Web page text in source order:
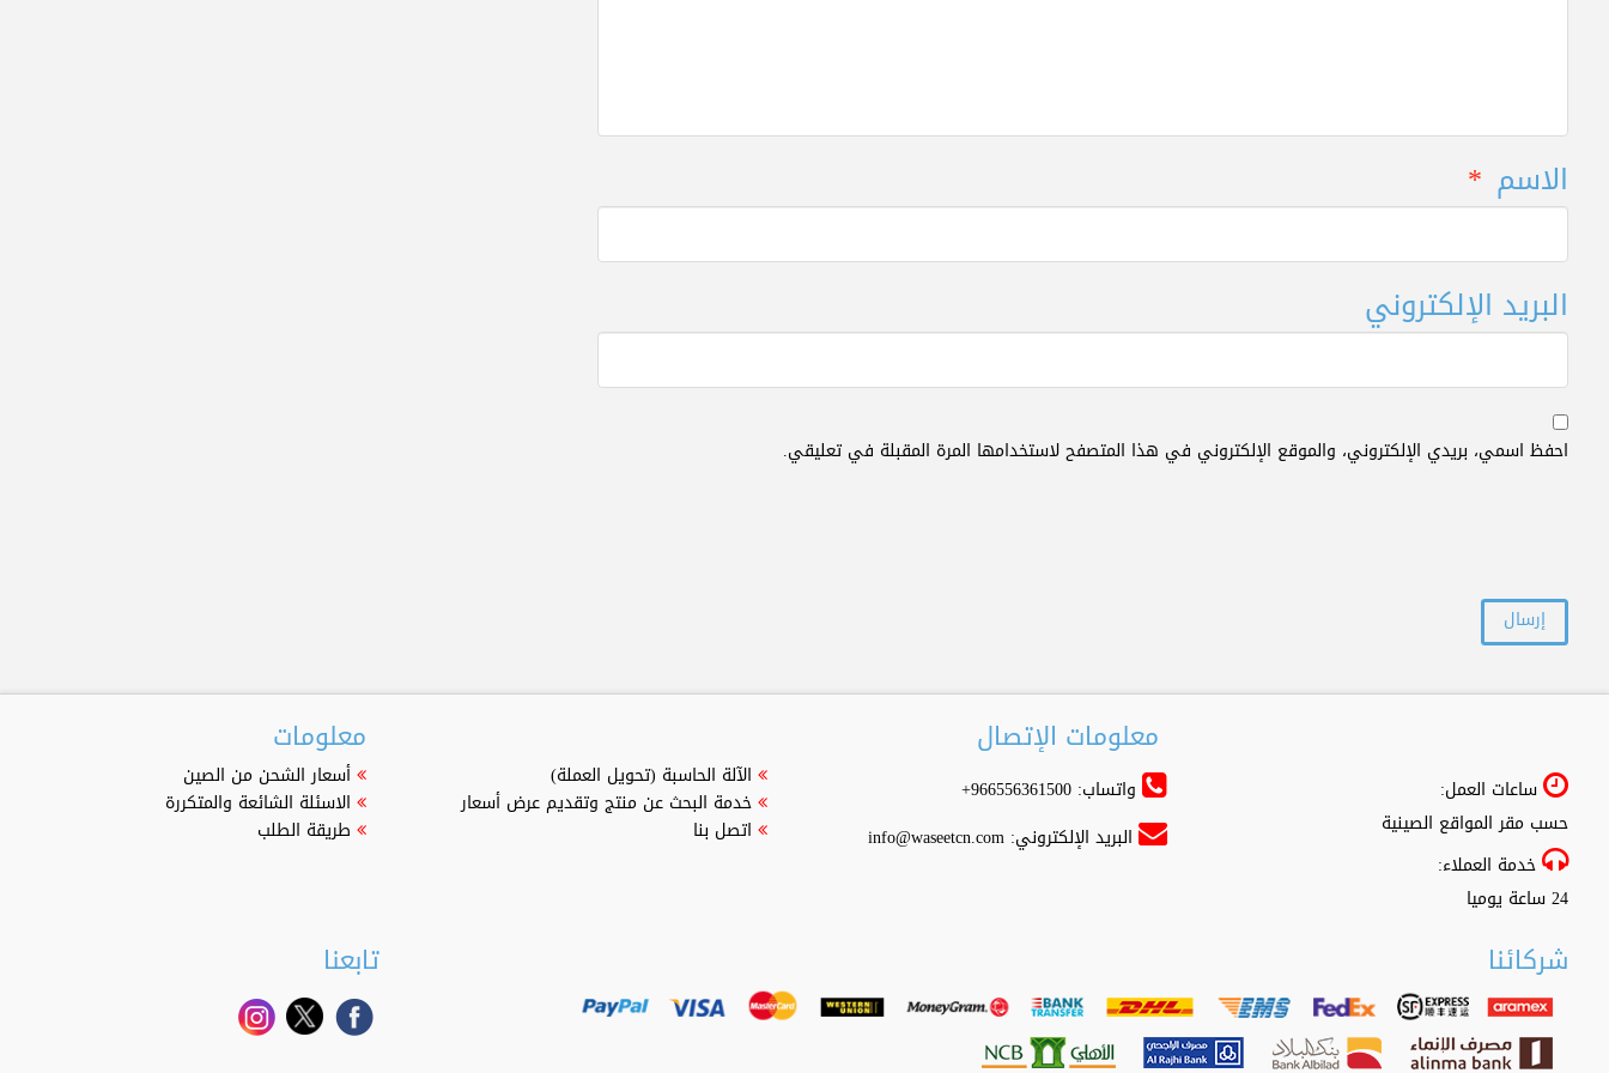
الاسم *
البريد الإلكتروني
احفظ اسمي، بريدي الإلكتروني، والموقع الإلكتروني في هذا المتصفح لاستخدامها المرة المقبلة في تعليقي.
معلومات
أسعار الشحن من الصين
الاسئلة الشائعة والمتكررة
طريقة الطلب
الآلة الحاسبة (تحويل العملة)
خدمة البحث عن منتج وتقديم عرض أسعار
اتصل بنا
معلومات الإتصال
واتساب: 966556361500+
البريد الإلكتروني: info@waseetcn.com
ساعات العمل:
حسب مقر المواقع الصينية
خدمة العملاء:
24 ساعة يوميا
تابعنا شركائنا